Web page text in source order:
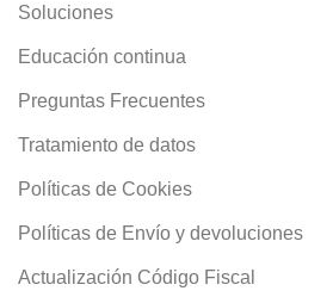
Soluciones
Educación continua
Preguntas Frecuentes
Tratamiento de datos
Políticas de Cookies
Políticas de Envío y devoluciones
Actualización Código Fiscal